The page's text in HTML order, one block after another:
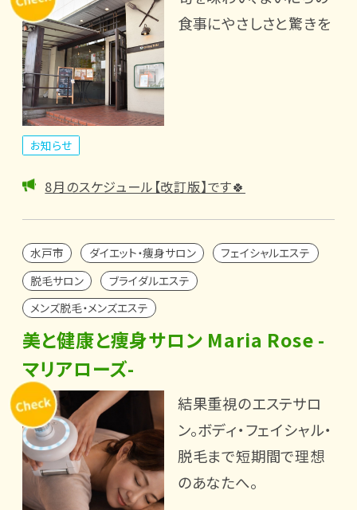
食事にやさしさと驚きを
お知らせ
8月のスケジュール【改訂版】です🍀
水戸市 ダイエット・痩身サロン
フェイシャルエステ
脱毛サロン
ブライダルエステ
メンズ脱毛・メンズエステ
美と健康と痩身サロン Maria Rose -
マリアローズ-
結果重視のエステサロ
ン。ボディ・フェイシャル・
脱毛まで短期間で理想
のあなたへ。